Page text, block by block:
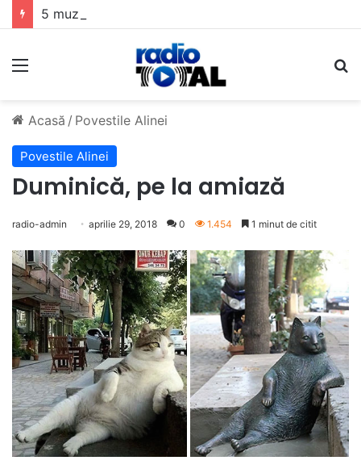
Meniu
Acasă / Povestile Alinei
Povestile Alinei
Duminică, pe la amiază
radio-admin aprilie 29, 2018 0 1.454 1 minut de citit